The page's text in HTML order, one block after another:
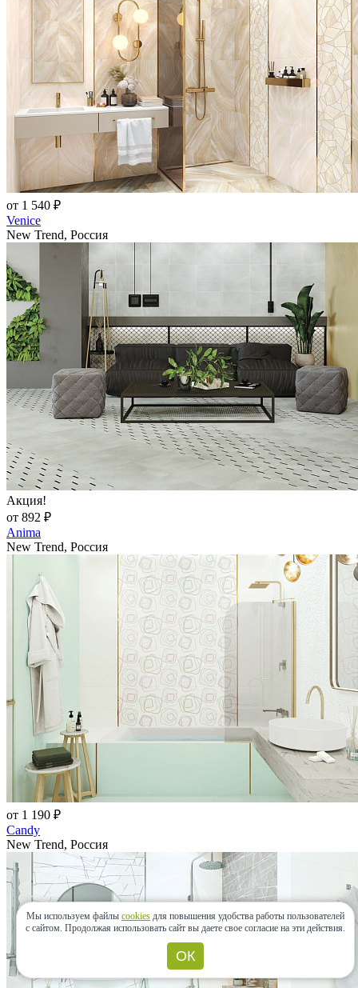
от 1 540 ₽
Venice
New Trend, Россия
Акция!
от 892 ₽
Anima
New Trend, Россия
от 1 190 ₽
Candy
New Trend, Россия
Мы используем файлы cookies для повышения удобства работы пользователей
с сайтом. Продолжая использовать сайт вы даете свое согласие на эти действия.
ОК